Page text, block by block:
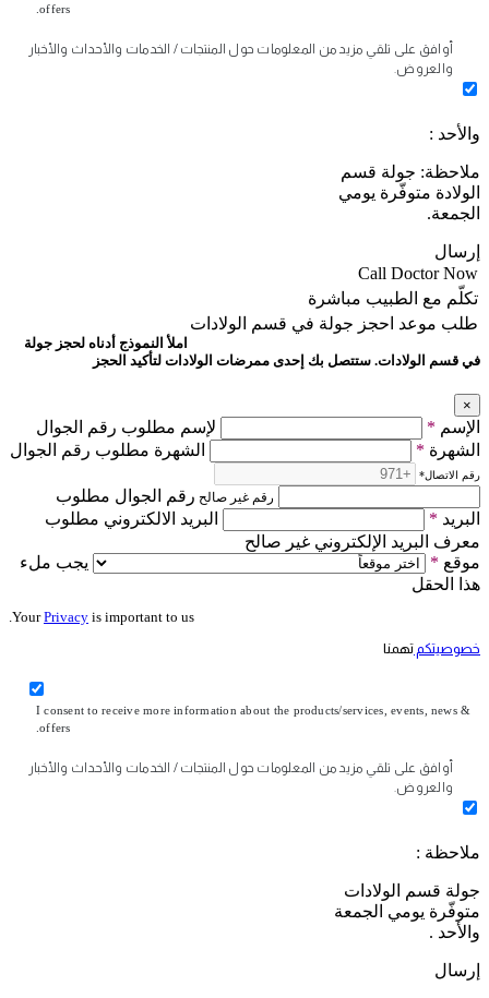
offers.
أوافق على تلقي مزيد من المعلومات حول المنتجات / الخدمات والأحداث والأخبار
والعروض.
والأحد :
ملاحظة: جولة قسم
الولادة متوفّرة يومي
الجمعة.
إرسال
Call Doctor Now
تكلّم مع الطبيب مباشرة
طلب موعد احجز جولة في قسم الولادات
املأ النموذج أدناه لحجز جولة
في قسم الولادات. ستتصل بك إحدى ممرضات الولادات لتأكيد الحجز
×
الإسم *
لإسم مطلوب رقم الجوال
الشهرة * الشهرة مطلوب رقم الجوال
رقم الاتصال*
رقم غير صالح رقم الجوال مطلوب
البريد *
البريد الالكتروني مطلوب
معرف البريد الإلكتروني غير صالح
موقع *
يجب ملء
هذا الحقل
YourPrivacy is important to us.
خصوصيتكم تهمنا
I consent to receive more information about the products/services, events, news &
offers.
أوافق على تلقي مزيد من المعلومات حول المنتجات / الخدمات والأحداث والأخبار
والعروض.
ملاحظة :
جولة قسم الولادات
متوفّرة يومي الجمعة
والأحد .
إرسال